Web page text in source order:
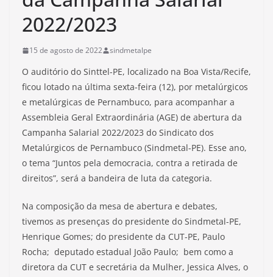
2022/2023
15 de agosto de 2022 sindmetalpe
O auditório do Sinttel-PE, localizado na Boa Vista/Recife,
ficou lotado na última sexta-feira (12), por metalúrgicos
e metalúrgicas de Pernambuco, para acompanhar a
Assembleia Geral Extraordinária (AGE) de abertura da
Campanha Salarial 2022/2023 do Sindicato dos
Metalúrgicos de Pernambuco (Sindmetal-PE). Esse ano,
o tema “Juntos pela democracia, contra a retirada de
direitos”, será a bandeira de luta da categoria.
Na composição da mesa de abertura e debates,
tivemos as presenças do presidente do Sindmetal-PE,
Henrique Gomes; do presidente da CUT-PE, Paulo
Rocha; deputado estadual João Paulo; bem como a
diretora da CUT e secretária da Mulher, Jessica Alves, o